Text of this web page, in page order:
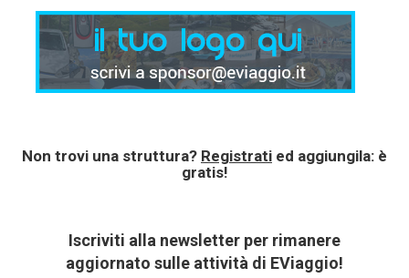
Non trovi una struttura? Registrati ed aggiungila: è
gratis!
Iscriviti alla newsletter per rimanere
aggiornato sulle attività di EViaggio!